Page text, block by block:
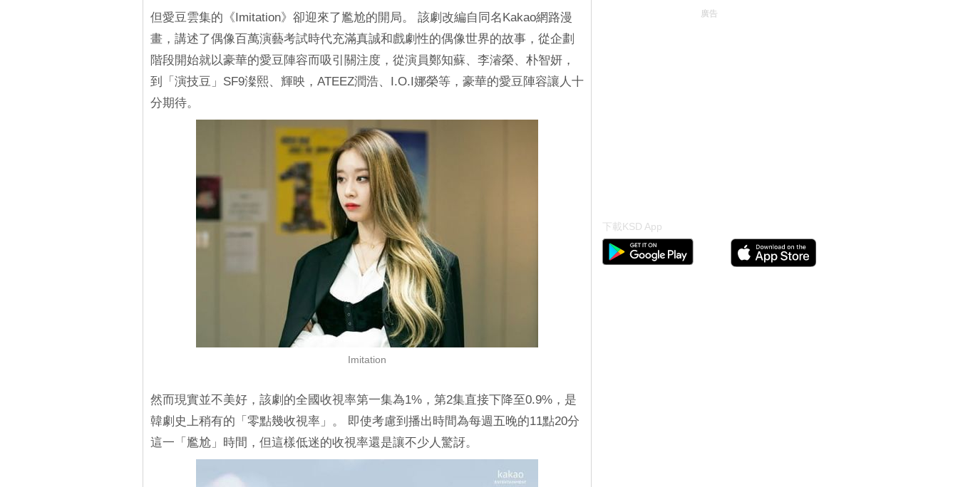
但愛豆雲集的《Imitation》卻迎來了尷尬的開局。 該劇改編自同名Kakao網路漫
畫，講述了偶像百萬演藝考試時代充滿真誠和戲劇性的偶像世界的故事，從企劃
階段開始就以豪華的愛豆陣容而吸引關注度，從演員鄭知蘇、李濬榮、朴智妍，
到「演技豆」SF9澯熙、輝映，ATEEZ潤浩、I.O.I娜榮等，豪華的愛豆陣容讓人十
分期待。
Imitation
然而現實並不美好，該劇的全國收視率第一集為1%，第2集直接下降至0.9%，是
韓劇史上稍有的「零點幾收視率」。 即使考慮到播出時間為每週五晚的11點20分
這一「尷尬」時間，但這樣低迷的收視率還是讓不少人驚訝。
廣告
下載KSD App